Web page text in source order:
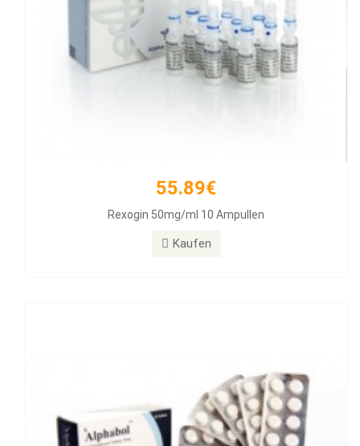
55.89€
Rexogin 50mg/ml 10 Ampullen
Kaufen
26.31€
Alphabol 10mg Tablets, 50 Tablets